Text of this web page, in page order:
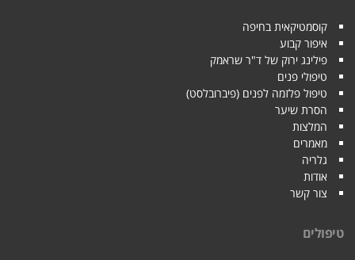
קוסמטיקאית בחיפה
איפור קבוע
פילינג ירוק של ד"ר שראמק
טיפולי פנים
טיפול פלזמה לפנים (פיברובלסט)
הסרת שיער
המלצות
מאמרים
גלריה
אודות
צור קשר
טיפולים